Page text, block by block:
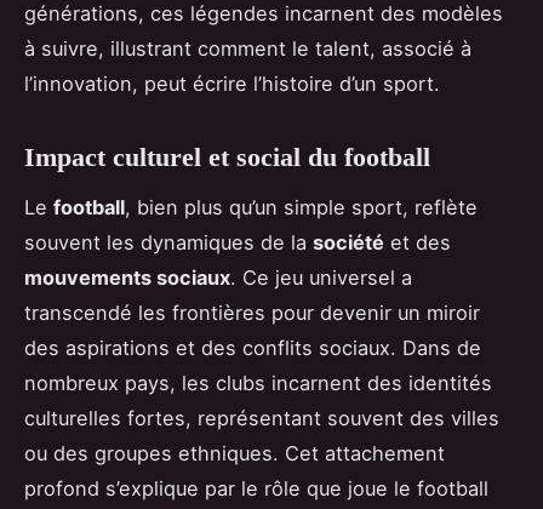
générations, ces légendes incarnent des modèles
à suivre, illustrant comment le talent, associé à
l’innovation, peut écrire l’histoire d’un sport.
Impact culturel et social du football
Le football, bien plus qu’un simple sport, reflète
souvent les dynamiques de la société et des
mouvements sociaux. Ce jeu universel a
transcendé les frontières pour devenir un miroir
des aspirations et des conflits sociaux. Dans de
nombreux pays, les clubs incarnent des identités
culturelles fortes, représentant souvent des villes
ou des groupes ethniques. Cet attachement
profond s’explique par le rôle que joue le football